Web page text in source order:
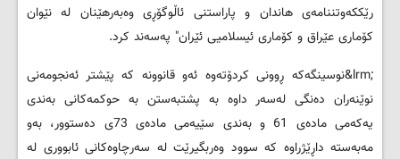
رێككه‌وتننامه‌ی هاندان و پاراستنی ئاڵوگۆڕی وه‌به‌رهێنان له ‌نێوان
كۆماری عێراق و كۆماری ئیسلامیی ئێران" په‌سه‌ند كرد.
&lrm;نوسینگه‌كه‌ ڕوونی كردۆ‌ته‌وه‌ ئه‌و قانوونه‌ كه‌ پێشتر ئه‌نجومه‌نی
نوێنه‌ران ده‌نگی له‌سه‌ر داوه‌ به‌ پشتبه‌ستن به‌ حوكمه‌كانی به‌ندی
یه‌كه‌می ماده‌ی 61 و به‌ندی سێیه‌می ماده‌ی 73ی ده‌ستوور، به‌و
مه‌به‌سته‌ داڕێژراوه‌ كه‌ سوود وه‌ربگیرێت له‌ سه‌رچاوه‌كانی ئابووری له